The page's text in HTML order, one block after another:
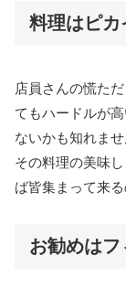
料理はピカ
店員さんの慌た
てもハードルが
ないかも知れま
その料理の美味
ば皆集まって来る
お勧めは